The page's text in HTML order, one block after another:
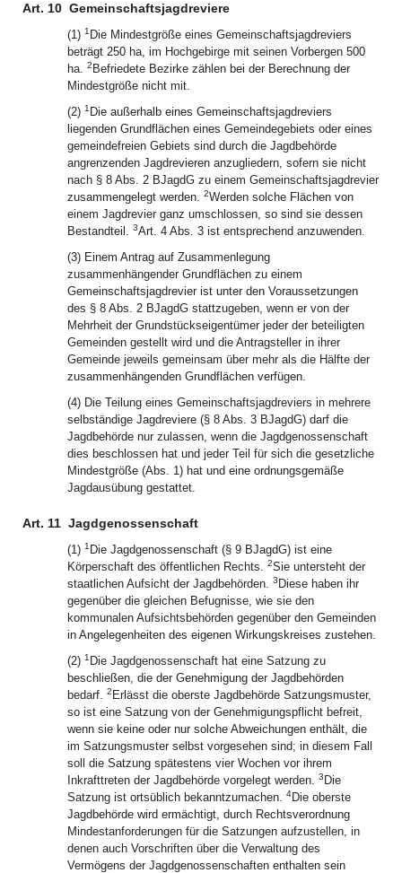
Art. 10 Gemeinschaftsjagdreviere
(1) 1 Die Mindestgröße eines Gemeinschaftsjagdreviers
beträgt 250 ha, im Hochgebirge mit seinen Vorbergen 500
ha. 2 Befriedete Bezirke zählen bei der Berechnung der
Mindestgröße nicht mit.
(2) 1 Die außerhalb eines Gemeinschaftsjagdreviers
liegenden Grundflächen eines Gemeindegebiets oder eines
gemeindefreien Gebiets sind durch die Jagdbehörde
angrenzenden Jagdrevieren anzugliedern, sofern sie nicht
nach § 8 Abs. 2 BJagdG zu einem Gemeinschaftsjagdrevier
zusammengelegt werden. 2Werden solche Flächen von
einem Jagdrevier ganz umschlossen, so sind sie dessen
Bestandteil. 3Art. 4 Abs. 3 ist entsprechend anzuwenden.
(3) Einem Antrag auf Zusammenlegung
zusammenhängender Grundflächen zu einem
Gemeinschaftsjagdrevier ist unter den Voraussetzungen
des § 8 Abs. 2 BJagdG stattzugeben, wenn er von der
Mehrheit der Grundstückseigentümer jeder der beteiligten
Gemeinden gestellt wird und die Antragsteller in ihrer
Gemeinde jeweils gemeinsam über mehr als die Hälfte der
zusammenhängenden Grundflächen verfügen.
(4) Die Teilung eines Gemeinschaftsjagdreviers in mehrere
selbständige Jagdreviere (§ 8 Abs. 3 BJagdG) darf die
Jagdbehörde nur zulassen, wenn die Jagdgenossenschaft
dies beschlossen hat und jeder Teil für sich die gesetzliche
Mindestgröße (Abs. 1) hat und eine ordnungsgemäße
Jagdausübung gestattet.
Art. 11 Jagdgenossenschaft
(1) 1 Die Jagdgenossenschaft (§ 9 BJagdG) ist eine
Körperschaft des öffentlichen Rechts. 2Sie untersteht der
staatlichen Aufsicht der Jagdbehörden. 3 Diese haben ihr
gegenüber die gleichen Befugnisse, wie sie den
kommunalen Aufsichtsbehörden gegenüber den Gemeinden
in Angelegenheiten des eigenen Wirkungskreises zustehen.
(2) 1 Die Jagdgenossenschaft hat eine Satzung zu
beschließen, die der Genehmigung der Jagdbehörden
bedarf. 2 Erlässt die oberste Jagdbehörde Satzungsmuster,
so ist eine Satzung von der Genehmigungspflicht befreit,
wenn sie keine oder nur solche Abweichungen enthält, die
im Satzungsmuster selbst vorgesehen sind; in diesem Fall
soll die Satzung spätestens vier Wochen vor ihrem
Inkrafttreten der Jagdbehörde vorgelegt werden. 3 Die
Satzung ist ortsüblich bekanntzumachen. 4Die oberste
Jagdbehörde wird ermächtigt, durch Rechtsverordnung
Mindestanforderungen für die Satzungen aufzustellen, in
denen auch Vorschriften über die Verwaltung des
Vermögens der Jagdgenossenschaften enthalten sein